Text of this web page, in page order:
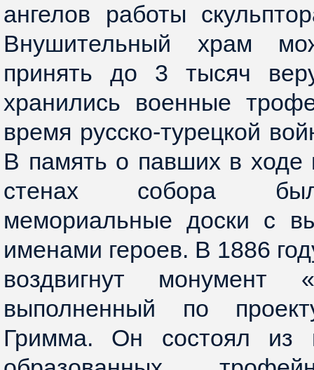
ангелов работы
Внушительный храм
принять до 3 тысяч
хранились военные
время русско-турецкой
В память о павших в
стенах собора
мемориальные доски с
именами героев. В 1886
воздвигнут монумент
выполненный по
Гримма. Он состоял из